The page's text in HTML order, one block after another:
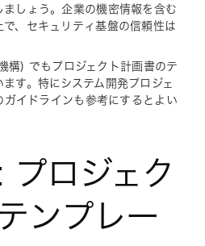
しょう。企業の機密情報を含む
、セキュリティ基盤の信頼性は
構) でもプロジェクト計画書のテ
す。特にシステム開発プロジェ
イドラインも参考にするとよい
プロジェク
ンプレー